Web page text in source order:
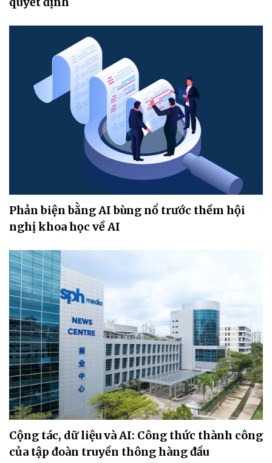
Phản biện bằng AI bùng nổ trước thềm hội
nghị khoa học về AI
Cộng tác, dữ liệu và AI: Công thức thành công
của tập đoàn truyền thông hàng đầu